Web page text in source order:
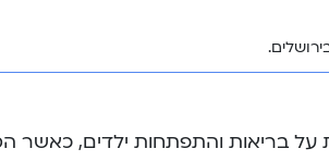
על בריאות והתפתחות ילדים, כאשר